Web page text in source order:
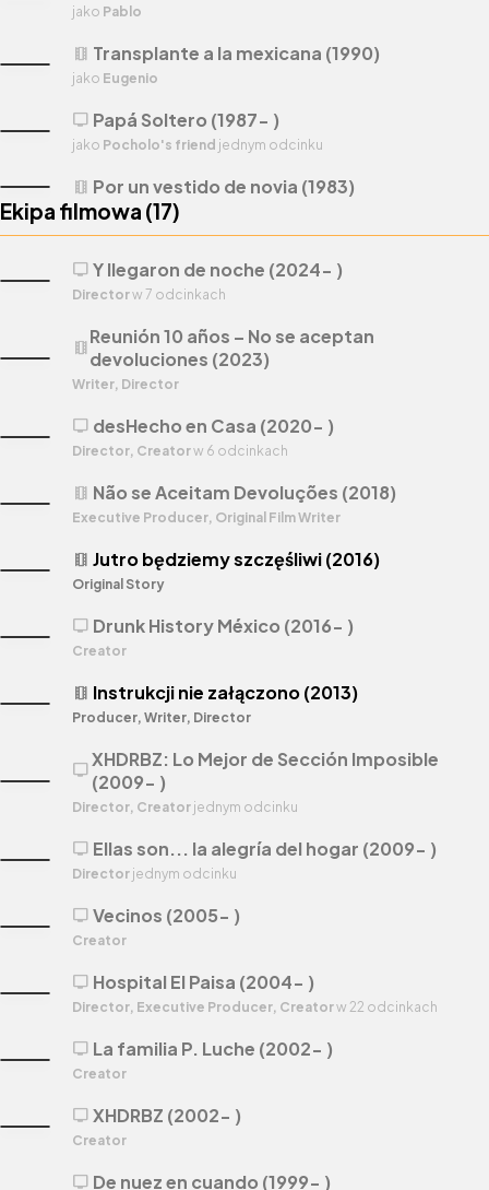
jako Pablo
theaters Transplante a la mexicana (1990)
jako Eugenio
theaters Por un vestido de novia (1983)
tv Papá Soltero (1987- )
jako Pocholo's friend jednym odcinku
Ekipa filmowa (17)
theaters Instrukcji nie załączono (2013)
Producer, Writer, Director
theatersReunión 10 años – No se aceptan
devoluciones (2023)
Writer, Director
theaters Jutro będziemy szczęśliwi (2016)
Original Story
theaters Não se Aceitam Devoluções (2018)
Executive Producer, Original Film Writer
tv desHecho en Casa (2020- )
Director, Creatorw 6 odcinkach
tvXHDRBZ: Lo Mejor de Sección Imposible
(2009- )
Director, Creator jednym odcinku
tv Ellas son... la alegría del hogar (2009- )
Director jednym odcinku
tv Y llegaron de noche (2024- )
Directorw 7 odcinkach
tv Hospital El Paisa (2004- )
Director, Executive Producer, Creatorw 22 odcinkach
tv La familia P. Luche (2002- )
Creator
tv Vecinos (2005- )
Creator
tv Drunk History México (2016- )
Creator
tv XHDRBZ (2002- )
Creator
tv De nuez en cuando (1999- )